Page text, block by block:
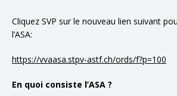
Cliquez SVP sur le nouveau lien suivant
l’ASA:
https://vvaasa.stpv-astf.ch/ords/f?p=100
En quoi consiste l’ASA ?